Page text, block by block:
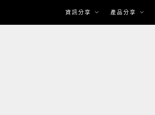
content
資訊分享 產品分享